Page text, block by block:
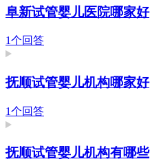
阜新试管婴儿医院哪家好
1个回答
抚顺试管婴儿机构哪家好
1个回答
抚顺试管婴儿机构有哪些